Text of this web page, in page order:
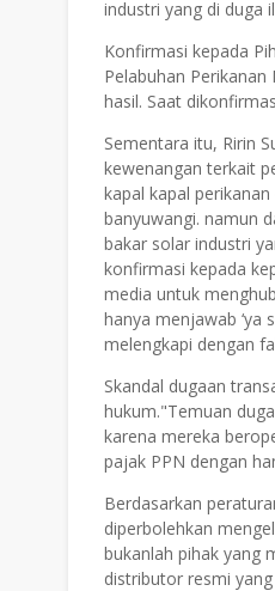
industri yang di duga
Konfirmasi kepada
Pelabuhan
hasil. Saat
Sementara itu, Ririn
kewenangan terkait
kapal kapal
banyuwangi. namun
bakar solar industri
konfirmasi kepada
media untuk
hanya menjawab ‘ya
melengkapi dengan
Skandal dugaan
hukum."Temuan
karena mereka
pajak PPN dengan
Berdasarkan
diperbolehkan
bukanlah pihak yang
distributor resmi